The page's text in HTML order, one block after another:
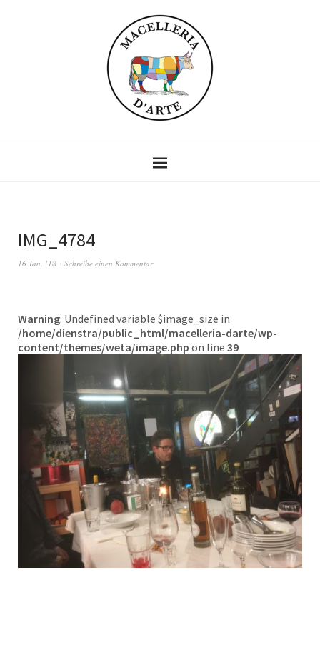
IMG_4784
16 Jan. ’18 Schreibe einen Kommentar
Warning: Undefined variable $image_size in
/home/dienstra/public_html/macelleria-darte/wp-
content/themes/weta/image.php on line 39